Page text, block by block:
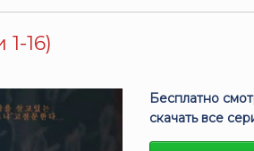
16)
Бесплатно
скачать все